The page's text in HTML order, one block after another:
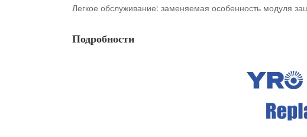
Легкое обслуживание: заменяемая особенность модуля
Подробности